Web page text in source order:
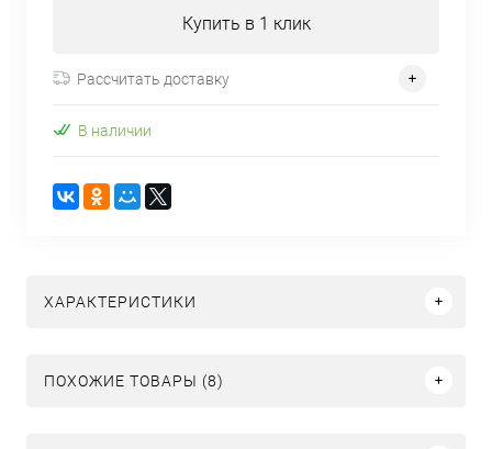
Купить в 1 клик
Рассчитать доставку
В наличии
ХАРАКТЕРИСТИКИ
ПОХОЖИЕ ТОВАРЫ (8)